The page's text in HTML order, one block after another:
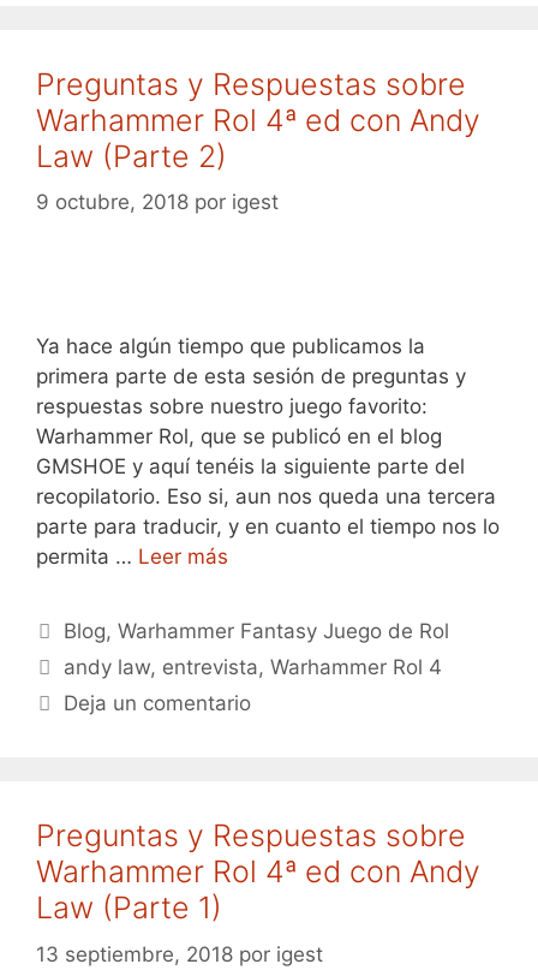
Preguntas y Respuestas sobre
Warhammer Rol 4ª ed con Andy
Law (Parte 2)
9 octubre, 2018 por igest
Ya hace algún tiempo que publicamos la
primera parte de esta sesión de preguntas y
respuestas sobre nuestro juego favorito:
Warhammer Rol, que se publicó en el blog
GMSHOE y aquí tenéis la siguiente parte del
recopilatorio. Eso si, aun nos queda una tercera
parte para traducir, y en cuanto el tiempo nos lo
permita … Leer más
Categorías
Blog,Warhammer Fantasy Juego de Rol
Etiquetas
andy law, entrevista,Warhammer Rol 4
Deja un comentario
Preguntas y Respuestas sobre
Warhammer Rol 4ª ed con Andy
Law (Parte 1)
13 septiembre, 2018 por igest